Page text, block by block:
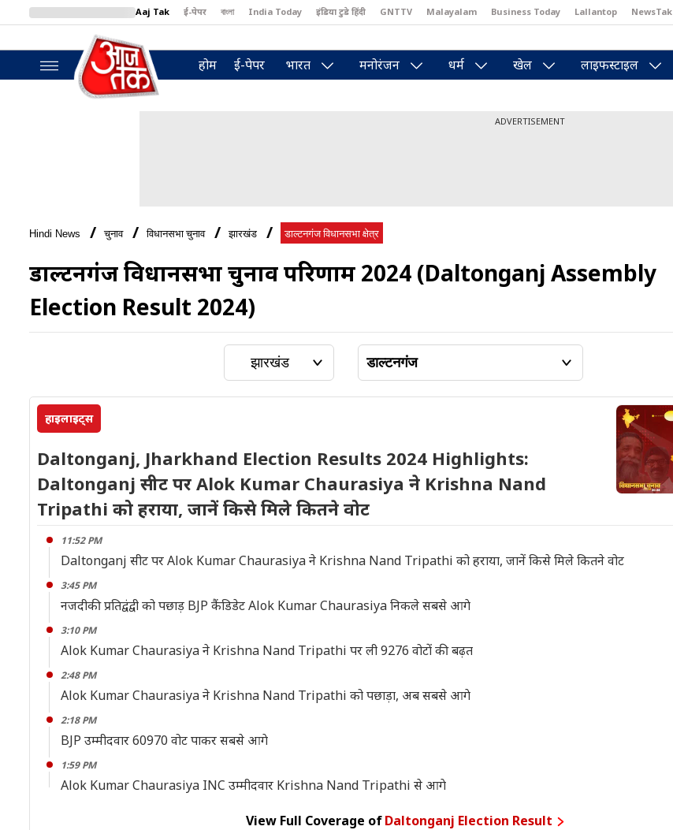
Aaj Tak ई-पेपर বাংলা India Today इंडिया टुडे हिंदी GNTTV Malayalam Business Today Lallantop NewsTak
BT Bazaar
होम ई-पेपर भारत मनोरंजन धर्म खेल लाइफस्टाइल
ADVERTISEMENT
Hindi News चुनाव विधानसभा चुनाव झारखंड डाल्टनगंज विधानसभा क्षेत्र
डाल्टनगंज विधानसभा चुनाव परिणाम 2024 (Daltonganj Assembly
Election Result 2024)
हाइलाइट्स
Daltonganj, Jharkhand Election Results 2024 Highlights:
Daltonganj सीट पर Alok Kumar Chaurasiya ने Krishna Nand
Tripathi को हराया, जानें किसे मिले कितने वोट
11:52 PM
Daltonganj सीट पर Alok Kumar Chaurasiya ने Krishna Nand Tripathi को हराया, जानें किसे मिले कितने वोट
3:45 PM
नजदीकी प्रतिद्वंद्वी को पछाड़ BJP कैंडिडेट Alok Kumar Chaurasiya निकले सबसे आगे
3:10 PM
Alok Kumar Chaurasiya ने Krishna Nand Tripathi पर ली 9276 वोटों की बढ़त
2:48 PM
Alok Kumar Chaurasiya ने Krishna Nand Tripathi को पछाड़ा, अब सबसे आगे
2:18 PM
BJP उम्मीदवार 60970 वोट पाकर सबसे आगे
1:59 PM
Alok Kumar Chaurasiya INC उम्मीदवार Krishna Nand Tripathi से आगे
View Full Coverage ofDaltonganj Election Result